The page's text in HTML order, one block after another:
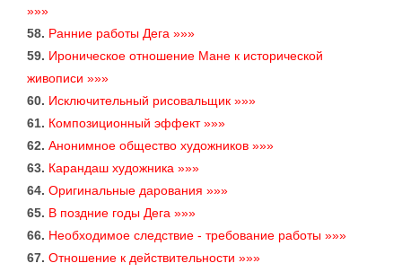
»»»
58. Ранние работы Дега »»»
59. Ироническое отношение Мане к исторической
живописи »»»
60. Исключительный рисовальщик »»»
61. Композиционный эффект »»»
62. Анонимное общество художников »»»
63. Карандаш художника »»»
64. Оригинальные дарования »»»
65. В поздние годы Дега »»»
66. Необходимое следствие - требование работы »»»
67. Отношение к действительности »»»